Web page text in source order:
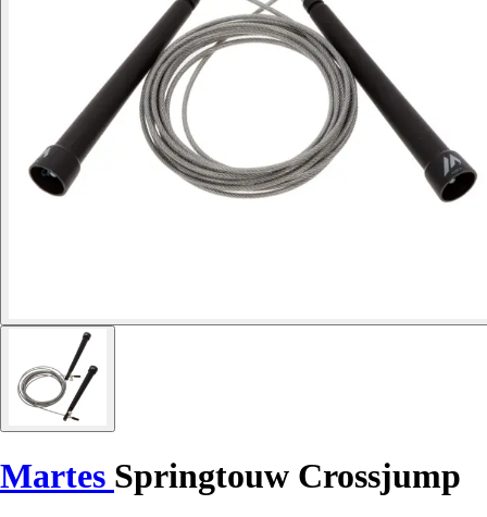
Martes Springtouw Crossjump